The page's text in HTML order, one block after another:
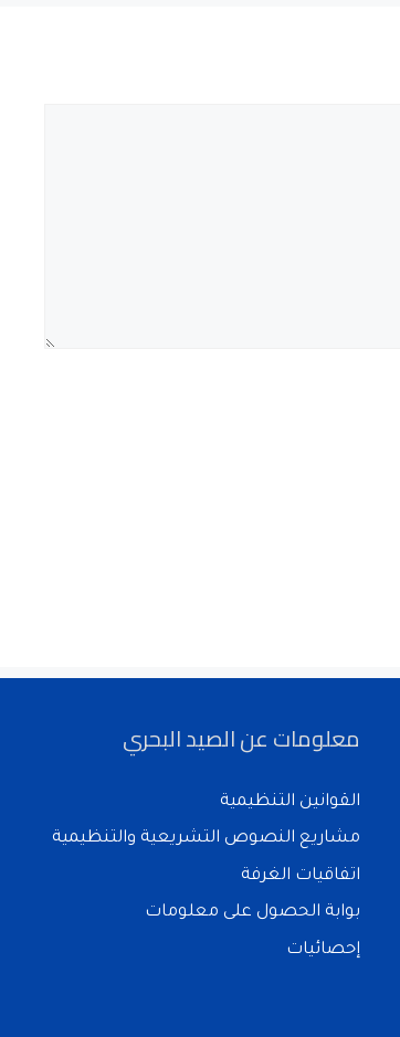
معلومات عن الصيد البحري
القوانين التنظيمية
مشاريع النصوص التشريعية والتنظيمية
اتفاقيات الغرفة
بوابة الحصول على معلومات
إحصائيات